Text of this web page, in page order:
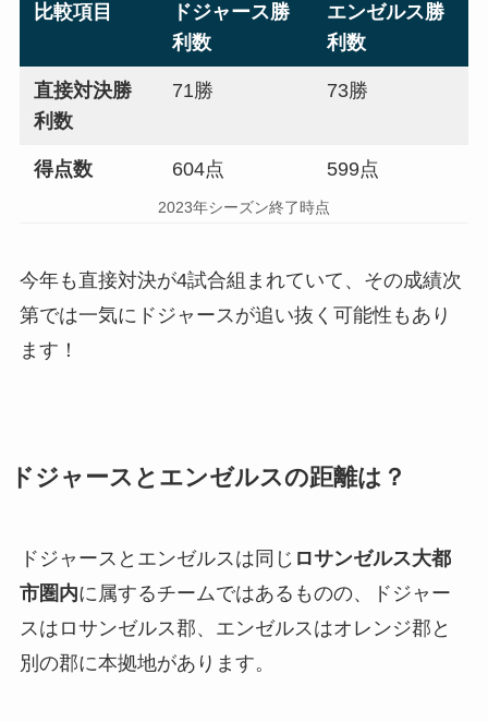
比較項目
ドジャース勝
利数
エンゼルス勝
利数
直接対決勝
利数
71勝 73勝
得点数 604点 599点
2023年シーズン終了時点
今年も直接対決が4試合組まれていて、その成績次
第では一気にドジャースが追い抜く可能性もあり
ます！
ドジャースとエンゼルスの距離は？
ドジャースとエンゼルスは同じ ロサンゼルス大都
市圏内に属するチームではあるものの、ドジャー
スはロサンゼルス郡、エンゼルスはオレンジ郡と
別の郡に本拠地があります。